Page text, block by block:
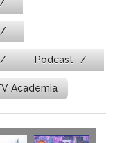
Podcast
Academia